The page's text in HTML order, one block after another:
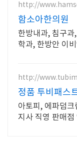
http://
함소아한의원
한방내과, 침구과
학과, 한방안 이
http://
정품 투비패스
아토피, 에파덤크
지사 직영 판매점